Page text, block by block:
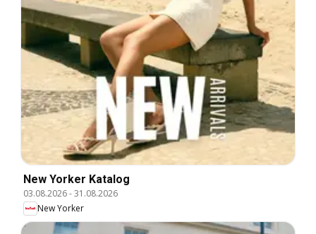
New Yorker Katalog
03.08.2026-31.08.2026
New Yorker